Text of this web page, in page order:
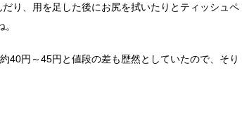
り、用を足した後にお尻を拭いたりとティッシュペ
40円～45円と値段の差も歴然としていたので、そり